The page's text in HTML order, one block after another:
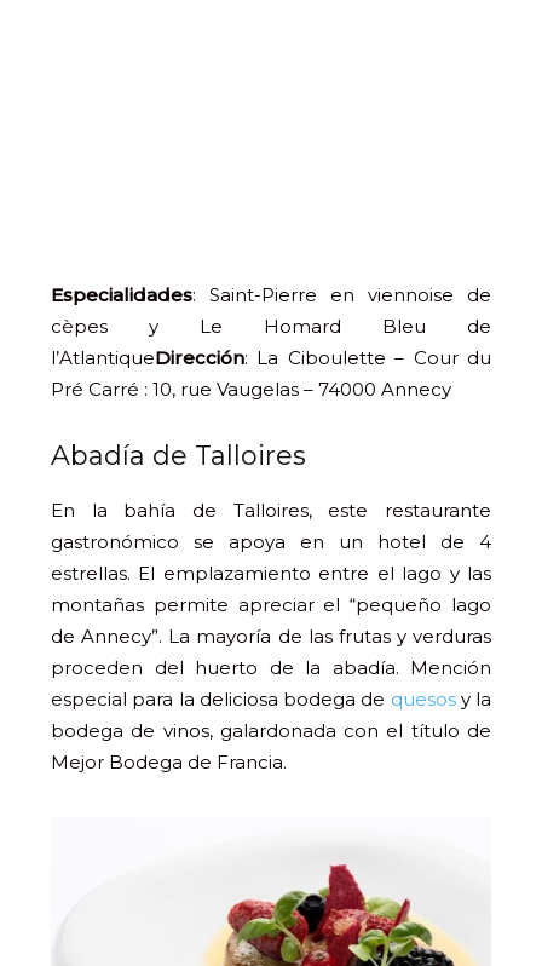
Especialidades: Saint-Pierre en viennoise de
cèpes y Le Homard Bleu de
l’AtlantiqueDirección: La Ciboulette – Cour du
Pré Carré : 10, rue Vaugelas – 74000 Annecy
Abadía de Talloires
En la bahía de Talloires, este restaurante
gastronómico se apoya en un hotel de 4
estrellas. El emplazamiento entre el lago y las
montañas permite apreciar el “pequeño lago
de Annecy”. La mayoría de las frutas y verduras
proceden del huerto de la abadía. Mención
especial para la deliciosa bodega de quesosy la
bodega de vinos, galardonada con el título de
Mejor Bodega de Francia.